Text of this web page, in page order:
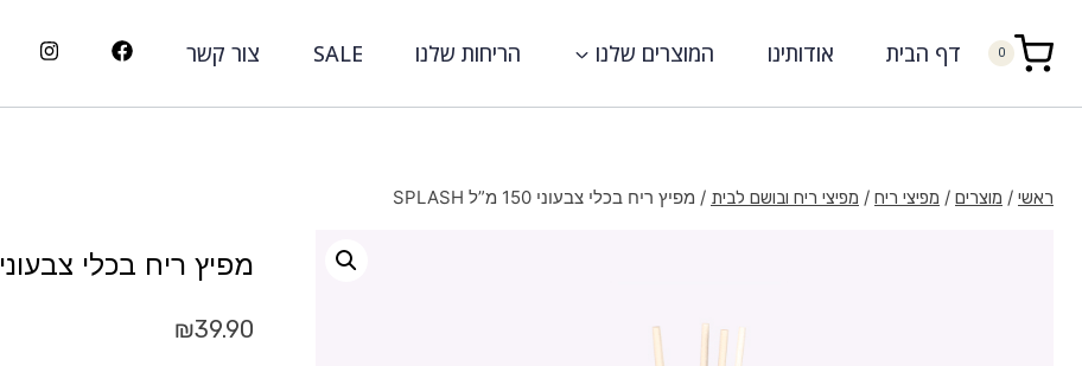
0 דף הבית אודותינו המוצרים שלנו הריחות שלנו SALE צור קשר
ראשי / מוצרים / מפיצי ריח / מפיצי ריח ובושם לבית / מפיץ ריח בכלי צבעוני 150 מ”ל SPLASH
מפיץ ריח בכלי צבעוני 150 מ”ל SPLASH
₪39.90